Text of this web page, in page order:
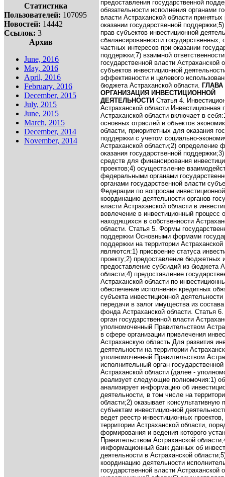
Статистика
Пользователей: 107095
Новостей: 14442
Ссылок: 3
Архив
June, 2016
May, 2016
April, 2016
February, 2016
December, 2015
July, 2015
June, 2015
March, 2015
December, 2014
November, 2014
предоставления государственной
обязательности исполнения органами
власти Астраханской области
оказании государственной поддержки;
прав субъектов инвестиционной
сбалансированности государственных,
частных интересов при оказании
поддержки;7) взаимной
государственной власти Астраханской
субъектов инвестиционной
эффективности и целевого
бюджета Астраханской области. ГЛАВА
ОРГАНИЗАЦИЯ ИНВЕСТИЦИОННОЙ
ДЕЯТЕЛЬНОСТИ Статья 4.
Астраханской области Инвестиционная
Астраханской области включает в себя:
основных отраслей и объектов
области, приоритетных для оказания
поддержки с учетом социально-
Астраханской области;2) определение
оказания государственной поддержки;
средств для финансирования
проектов;4) осуществление
федеральными органами
органами государственной власти
Федерации по вопросам
координацию деятельности органов
власти Астраханской области в
вовлечение в инвестиционный процесс
находящихся в собственности
области. Статья 5. Формы
поддержки Основными формами
поддержки на территории Астраханской
являются:1) присвоение статуса
проекту;2) предоставление бюджетных
предоставление субсидий из бюджета
области;4) предоставление
Астраханской области по
обеспечение исполнения кредитных
субъекта инвестиционной
передачи в залог имущества из состава
фонда Астраханской области. Статья
орган государственной власти
уполномоченный Правительством
в сфере организации привлечения
Астраханскую область Для развития
деятельности на территории
уполномоченный Правительством
исполнительный орган
Астраханской области (далее -
реализует следующие полномочия:1)
анализирует информацию об
деятельности, в том числе на
области;2) оказывает консультативную
субъектам инвестиционной
ведет реестр инвестиционных
территории Астраханской области,
формирования и ведения которого
Правительством Астраханской области;
информационный банк данных об
деятельности в Астраханской области;
координацию деятельности
государственной власти Астраханской